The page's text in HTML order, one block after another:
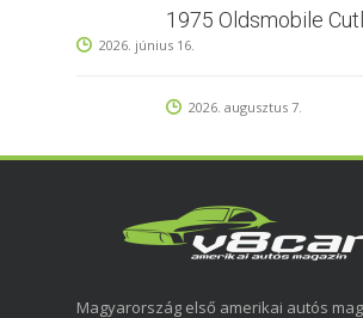
1975 Oldsmobile
2026. június 16.
2026. augusztus 7.
Magyarország első amerikai autós